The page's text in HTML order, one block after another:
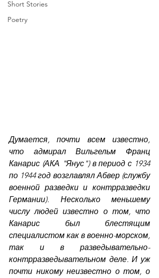
Short Stories
Poetry
Думается, почти всем известно,
что адмирал Вильгельм Франц
Канарис (АКА "Янус") в период с 1934
по 1944 год возглавлял Абвер (службу
военной разведки и контрразведки
Германии). Несколько меньшему
числу людей известно о том, что
Канарис был блестящим
специалистом как в военно-морском,
так и в разведывательно-
контрразведывательном деле. И уж
почти никому неизвестно о том, о